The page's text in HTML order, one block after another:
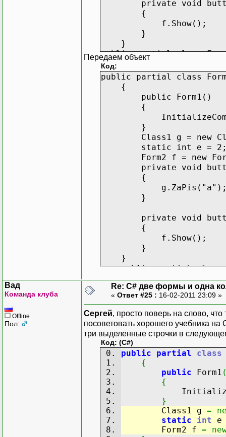
private void
{
f.Show();
}
}
public partial class
{
public Form2(int
{
t = data;
}
int t;
static Class1 g =
private void
{
}
Передаем объект
Код:
public partial class
{
public Form1()
{
}
Class1 g = new
static int e =
Form2 f = new
private void
{
}
private void
{
f.Show();
}
}
public partial class
{
public
{
t = data;
}
Class1 t;
//static Class1 g =
private void
{
}
}
Вад
Команда клуба
Offline
Пол:
Re: C# две формы и одна
« Ответ #25 : 16-02-2011 23:09 »
Сергей, просто поверь на слово,
посоветовать хорошего учебника на
три выделенные строчки в
Код: (C#)
public partial class
{
public Form1
{
}
Class1 g =
static
int
Form2 f =